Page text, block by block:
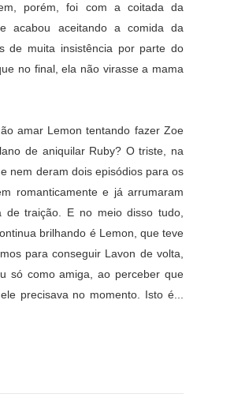
porém, foi com a coitada da
acabou aceitando a comida da
de muita insistência por parte do
no final, ela não virasse a mama
amar Lemon tentando fazer Zoe
de aniquilar Ruby? O triste, na
nem deram dois episódios para os
romanticamente e já arrumaram
de traição. E no meio disso tudo,
brilhando é Lemon, que teve
para conseguir Lavon de volta,
só como amiga, ao perceber que
precisava no momento. Isto é...